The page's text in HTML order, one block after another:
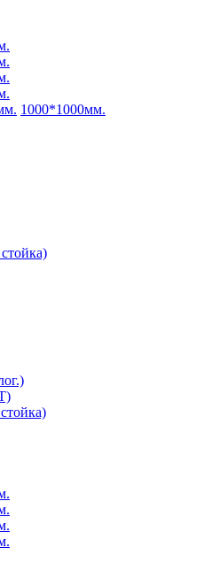
1000*1000мм.